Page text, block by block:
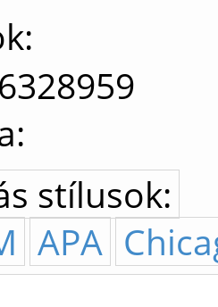
stílusok:
APA